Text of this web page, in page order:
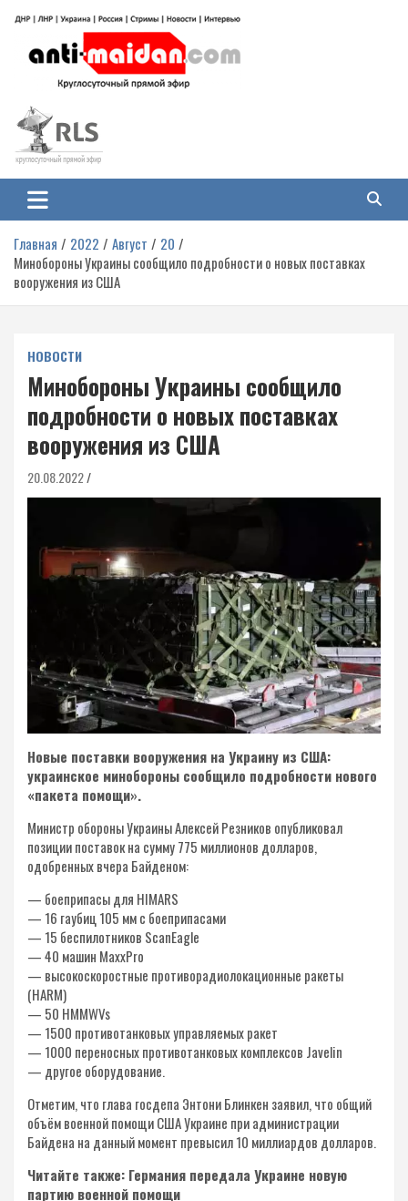
содержимому
Антимайдан: Гражданская война
на Украине
гражданской войне на Украине, включая события в Новороссии, ДНР,
ЛНР и других регионах.
Главная 2022 Август
20
Минобороны Украины сообщило подробности о новых поставках
вооружения из США
НОВОСТИ
Минобороны Украины сообщило
подробности о новых поставках
вооружения из США
20.08.2022
Новые поставки вооружения на Украину из США:
украинское минобороны сообщило подробности нового
«пакета помощи».
Министр обороны Украины Алексей Резников опубликовал
позиции поставок на сумму 775 миллионов долларов,
одобренных вчера Байденом:
— боеприпасы для HIMARS
— 16 гаубиц 105 мм с боеприпасами
— 15 беспилотников ScanEagle
— 40 машин MaxxPro
— высокоскоростные противорадиолокационные ракеты
(HARM)
— 50 HMMWVs
— 1500 противотанковых управляемых ракет
— 1000 переносных противотанковых комплексов Javelin
— другое оборудование.
Отметим, что глава госдепа Энтони Блинкен заявил, что общий
объём военной помощи США Украине при администрации
Байдена на данный момент превысил 10 миллиардов долларов.
Читайте также: Германия передала Украине новую
партию военной помощи